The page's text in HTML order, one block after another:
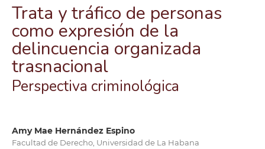
Trata y tráfico de personas
como expresión de la
delincuencia organizada
trasnacional
Perspectiva criminológica
Amy Mae Hernández Espino
Facultad de Derecho, Universidad de La Habana